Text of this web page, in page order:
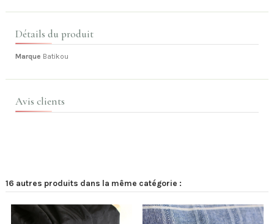
Détails du produit
Marque Batikou
Avis clients
16 autres produits dans la même catégorie :